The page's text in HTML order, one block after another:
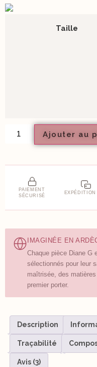
Taille
Ajouter au
PAIEMENT
SÉCURISÉ
EXPÉDITION
IMAGINÉE EN
Chaque pièce Diane G
sélectionnés pour leur
maîtrisée, des
premier porter.
Description
Traçabilité
Avis (3)